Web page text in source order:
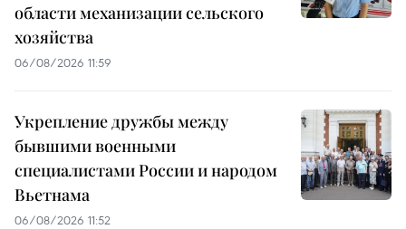
области механизации сельского
хозяйства
06/08/2026 11:59
Укрепление дружбы между
бывшими военными
специалистами России и народом
Вьетнама
06/08/2026 11:52